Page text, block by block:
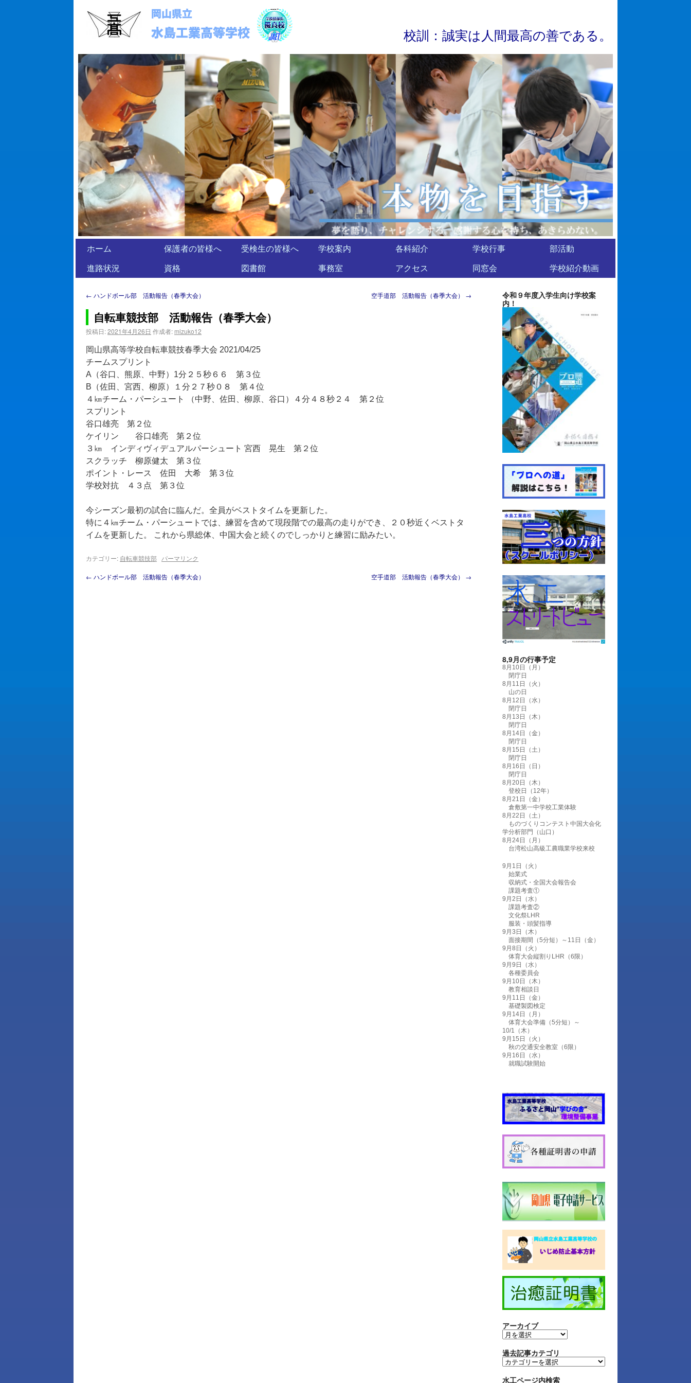
校訓 ： 誠実は 人 間最高の善であ る 。
ホーム 保護者の皆様へ 受検生の皆様へ 学校案内 各科紹介 学校行事
部活動
進路状況
資格 図書館 事務室 アクセス 同窓会 学校紹介動画
← ハンドボール部 活動報告（春季大会） 空手道部 活動報告（春季大会） →
自転車競技部 活動報告（春季大会）
投稿日:2021年4月26日 作成者: mizuko12
岡山県高等学校自転車競技春季大会 2021/04/25
チームスプリント
A（谷口、熊原、中野）1分２５秒６６ 第３位
B（佐田、宮西、柳原）１分２７秒０８ 第４位
４㎞チーム・パーシュート （中野、佐田、柳原、谷口）４分４８秒２４ 第２位
スプリント
谷口雄亮 第２位
ケイリン 谷口雄亮 第２位
３㎞ インディヴィデュアルパーシュート 宮西 晃生 第２位
スクラッチ 柳原健太 第３位
ポイント・レース 佐田 大希 第３位
学校対抗 ４３点 第３位
今シーズン最初の試合に臨んだ。全員がベストタイムを更新した。
特に４㎞チーム・パーシュートでは、練習を含めて現段階での最高の走りができ、２０秒近くベストタ
イムを更新した。 これから県総体、中国大会と続くのでしっかりと練習に励みたい。
カテゴリー: 自転車競技部 パーマリンク
← ハンドボール部 活動報告（春季大会） 空手道部 活動報告（春季大会） →
令和９年度入学生向け学校案
内！
8,9月の行事予定
8月10日（月）
閉庁日
8月11日（火）
山の日
8月12日（水）
閉庁日
8月13日（木）
閉庁日
8月14日（金）
閉庁日
8月15日（土）
閉庁日
8月16日（日）
閉庁日
8月20日（木）
登校日（12年）
8月21日（金）
倉敷第一中学校工業体験
8月22日（土）
ものづくりコンテスト中国大会化
学分析部門（山口）
8月24日（月）
台湾松山高級工農職業学校来校
9月1日（火）
始業式
収納式・全国大会報告会
課題考査①
9月2日（水）
課題考査②
文化祭LHR
服装・頭髪指導
9月3日（木）
面接期間（5分短）～11日（金）
9月8日（火）
体育大会縦割りLHR（6限）
9月9日（水）
各種委員会
9月10日（木）
教育相談日
9月11日（金）
基礎製図検定
9月14日（月）
体育大会準備（5分短）～
10/1（木）
9月15日（火）
秋の交通安全教室（6限）
9月16日（水）
就職試験開始
アーカイブ
過去記事カテゴリ
水工ページ内検索